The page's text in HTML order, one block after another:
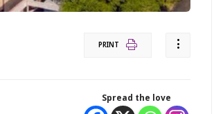
PRINT
Spread the love